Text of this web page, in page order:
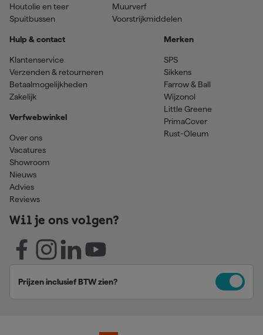
Houtolie en teer
Spuitbussen
Muurverf
Voorstrijkmiddelen
Hulp & contact
Klantenservice
Verzenden & retourneren
Betaalmogelijkheden
Zakelijk
Verfwebwinkel
Over ons
Vacatures
Showroom
Nieuws
Advies
Reviews
Merken
SPS
Sikkens
Farrow & Ball
Wijzonol
Little Greene
PrimaCover
Rust-Oleum
Wil je ons volgen?
Prijzen inclusief BTW zien?